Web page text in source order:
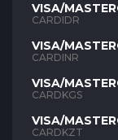
VISA/
IDR
CARDIDR
VISA/
INR
CARDINR
VISA/
KGS
CARDKGS
VISA/
KZT
CARDKZT